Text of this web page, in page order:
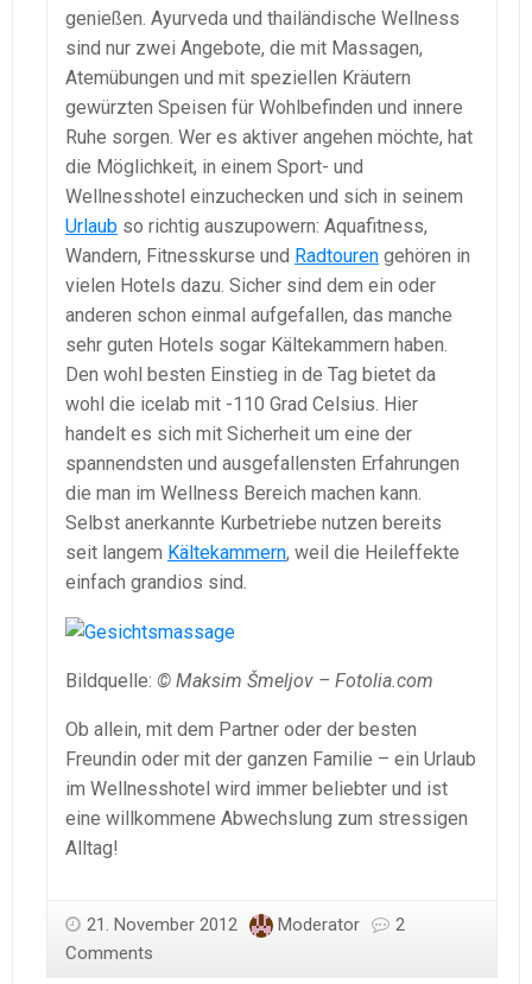
genießen. Ayurveda und thailändische Wellness
sind nur zwei Angebote, die mit Massagen,
Atemübungen und mit speziellen Kräutern
gewürzten Speisen für Wohlbefinden und innere
Ruhe sorgen. Wer es aktiver angehen möchte, hat
die Möglichkeit, in einem Sport- und
Wellnesshotel einzuchecken und sich in seinem
Urlaub so richtig auszupowern: Aquafitness,
Wandern, Fitnesskurse und Radtouren gehören in
vielen Hotels dazu. Sicher sind dem ein oder
anderen schon einmal aufgefallen, das manche
sehr guten Hotels sogar Kältekammern haben.
Den wohl besten Einstieg in de Tag bietet da
wohl die icelab mit -110 Grad Celsius. Hier
handelt es sich mit Sicherheit um eine der
spannendsten und ausgefallensten Erfahrungen
die man im Wellness Bereich machen kann.
Selbst anerkannte Kurbetriebe nutzen bereits
seit langem Kältekammern, weil die Heileffekte
einfach grandios sind.
Bildquelle: © Maksim Šmeljov – Fotolia.com
Ob allein, mit dem Partner oder der besten
Freundin oder mit der ganzen Familie – ein Urlaub
im Wellnesshotel wird immer beliebter und ist
eine willkommene Abwechslung zum stressigen
Alltag!
21. November 2012 Moderator
2
Comments